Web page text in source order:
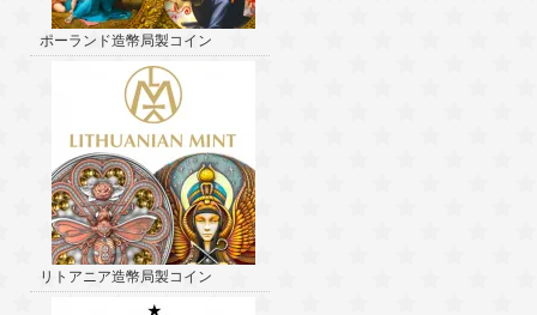
ポーランド造幣局製コイン
リトアニア造幣局製コイン